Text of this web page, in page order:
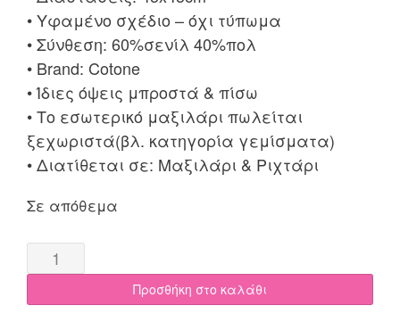
• Υφαμένο σχέδιο – όχι τύπωμα
• Σύνθεση: 60%σενίλ 40%πολ
• Brand: Cotone
• Ίδιες όψεις μπροστά & πίσω
• Το εσωτερικό μαξιλάρι πωλείται
ξεχωριστά(βλ. κατηγορία γεμίσματα)
• Διατίθεται σε: Μαξιλάρι & Ριχτάρι
Σε απόθεμα
Μαξιλαροθήκη
45x45
Lina
Προσθήκη στο καλάθι